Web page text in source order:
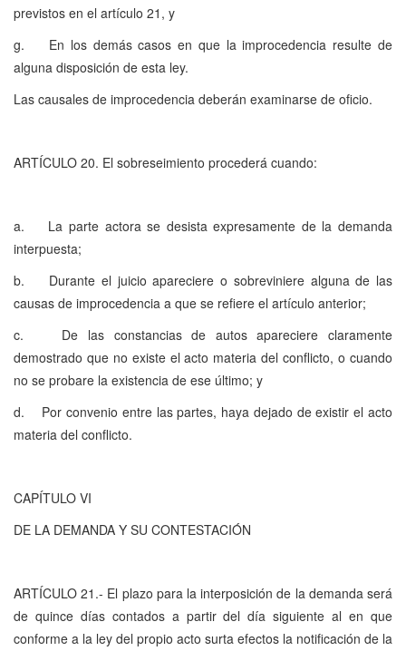
previstos en el artículo 21, y
g. En los demás casos en que la improcedencia resulte de
alguna disposición de esta ley.
Las causales de improcedencia deberán examinarse de oficio.
ARTÍCULO 20. El sobreseimiento procederá cuando:
a. La parte actora se desista expresamente de la demanda
interpuesta;
b. Durante el juicio apareciere o sobreviniere alguna de las
causas de improcedencia a que se refiere el artículo anterior;
c. De las constancias de autos apareciere claramente
demostrado que no existe el acto materia del conflicto, o cuando
no se probare la existencia de ese último; y
d. Por convenio entre las partes, haya dejado de existir el acto
materia del conflicto.
CAPÍTULO VI
DE LA DEMANDA Y SU CONTESTACIÓN
ARTÍCULO 21.- El plazo para la interposición de la demanda será
de quince días contados a partir del día siguiente al en que
conforme a la ley del propio acto surta efectos la notificación de la